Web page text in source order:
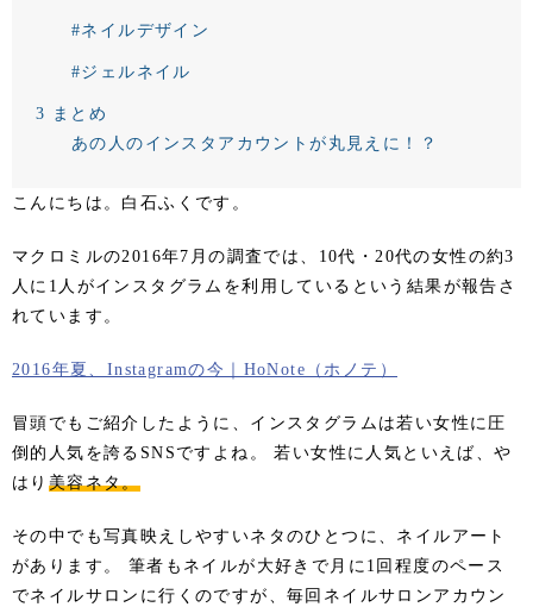
#ネイルデザイン
#ジェルネイル
3 まとめ
あの人のインスタアカウントが丸見えに！？
こんにちは。白石ふくです。
マクロミルの2016年7月の調査では、10代・20代の女性の約3
人に1人がインスタグラムを利用しているという結果が報告さ
れています。
2016年夏、Instagramの今｜HoNote（ホノテ）
冒頭でもご紹介したように、インスタグラムは若い女性に圧
倒的人気を誇るSNSですよね。 若い女性に人気といえば、や
はり 美容ネタ。
その中でも写真映えしやすいネタのひとつに、ネイルアート
があります。 筆者もネイルが大好きで月に1回程度のペース
でネイルサロンに行くのですが、毎回ネイルサロンアカウン